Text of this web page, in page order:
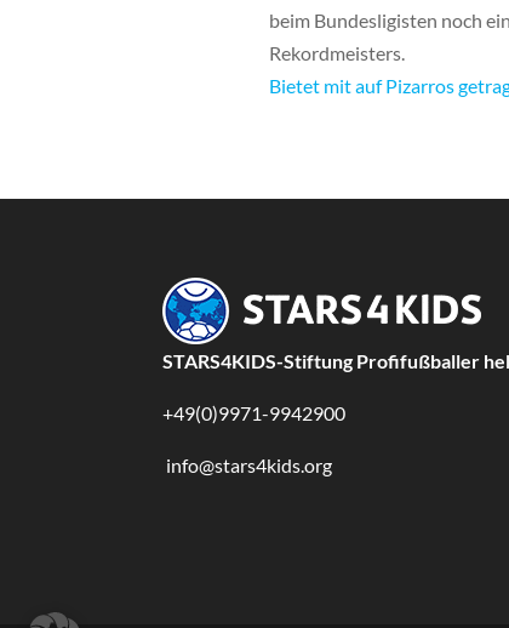
beim Bundesligisten noch
Rekordmeisters.
Bietet mit auf Pizarros
STARS4KIDS-Stiftung Profifußballer
+49(0)9971-9942900
info@stars4kids.org